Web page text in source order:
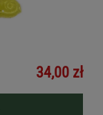
34,00 zł